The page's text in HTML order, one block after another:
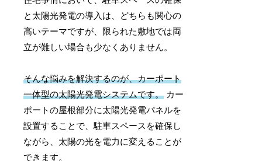
と太陽光発電の導入は、どちらも関心の
高いテーマですが、限られた敷地では両
立が難しい場合も少なくありません。
そんな悩みを解決するのが、カーポート
一体型の太陽光発電システムです。 カー
ポートの屋根部分に太陽光発電パネルを
設置することで、駐車スペースを確保し
ながら、太陽の光を電力に変えることが
できます。